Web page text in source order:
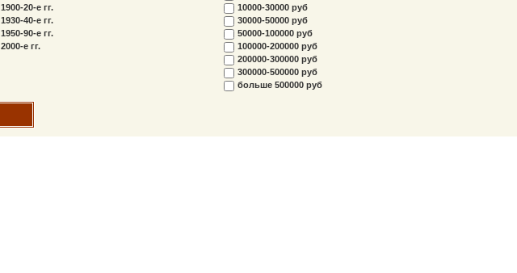
1900-20-е гг.
1930-40-е гг.
1950-90-е гг.
2000-е гг.
10000-30000 руб
30000-50000 руб
50000-100000 руб
100000-200000 руб
200000-300000 руб
300000-500000 руб
больше 500000 руб